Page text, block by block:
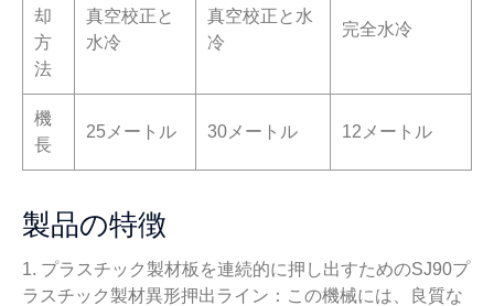
却
方
法
真空校正と
水冷
真空校正と水
冷
完全水冷
機
長
25メートル 30メートル 12メートル
製品の特徴
1. プラスチック製材板を連続的に押し出すためのSJ90プ
ラスチック製材異形押出ライン：この機械には、良質な